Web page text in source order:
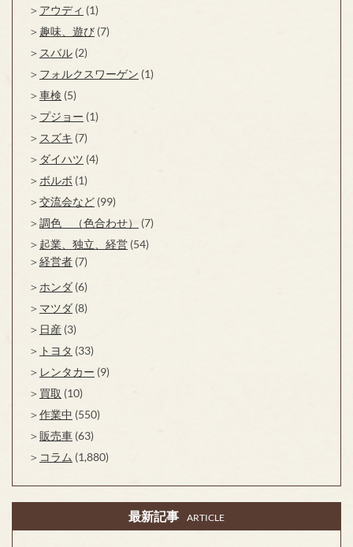
アウディ (1)
趣味、遊び (7)
スバル (2)
フォルクスワーゲン (1)
車検 (5)
プジョー (1)
スズキ (7)
ダイハツ (4)
ボルボ (1)
交流会など (99)
調色 （色合わせ）
(7)
起業、独立、経営 (54)
経営者 (7)
ホンダ (6)
マツダ (8)
日産 (3)
トヨタ (33)
レンタカー (9)
買取 (10)
作業中 (550)
販売車 (63)
コラム (1,880)
最新記事 ARTICLE